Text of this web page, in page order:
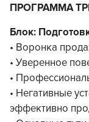
ПРОГРАММА
Блок:
• Воронка
• Уверенное
•
• Негативные
эффективно